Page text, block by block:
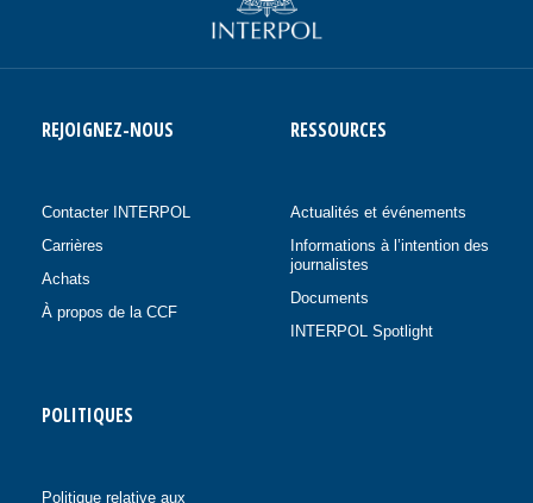
REJOIGNEZ-NOUS
Contacter INTERPOL
Carrières
Achats
À propos de la CCF
RESSOURCES
Actualités et événements
Informations à l’intention des
journalistes
Documents
INTERPOL Spotlight
POLITIQUES
Politique relative aux